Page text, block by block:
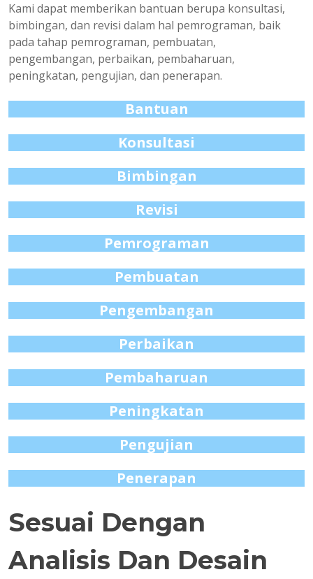
Kami dapat memberikan bantuan berupa konsultasi,
bimbingan, dan revisi dalam hal pemrograman, baik
pada tahap pemrograman, pembuatan,
pengembangan, perbaikan, pembaharuan,
peningkatan, pengujian, dan penerapan.
Bantuan
Konsultasi
Bimbingan
Revisi
Pemrograman
Pembuatan
Pengembangan
Perbaikan
Pembaharuan
Peningkatan
Pengujian
Penerapan
Sesuai Dengan
Analisis Dan Desain